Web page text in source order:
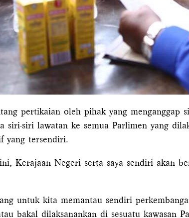
pertikaian oleh pihak yang menganggap
siri-siri lawatan ke semua Parlimen yang
yang tersendiri.
Kerajaan Negeri serta saya sendiri akan
untuk kita memantau sendiri
bakal dilaksanankan di sesuatu kawasan